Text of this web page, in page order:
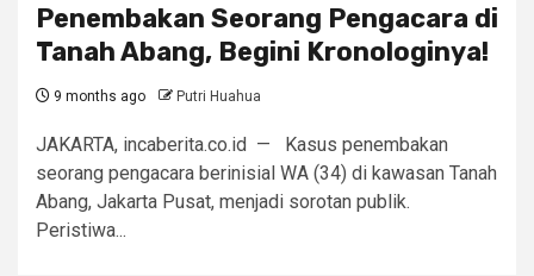
Penembakan Seorang Pengacara di
Tanah Abang, Begini Kronologinya!
9 months ago Putri Huahua
JAKARTA, incaberita.co.id — Kasus penembakan
seorang pengacara berinisial WA (34) di kawasan Tanah
Abang, Jakarta Pusat, menjadi sorotan publik.
Peristiwa...